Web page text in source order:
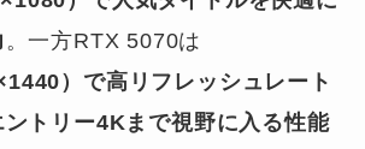
。一方RTX 5070は
）で高リフレッシュレート
ントリー4Kまで視野に入る性能